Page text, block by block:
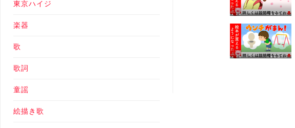
東京ハイジ
楽器
歌
歌詞
童謡
絵描き歌